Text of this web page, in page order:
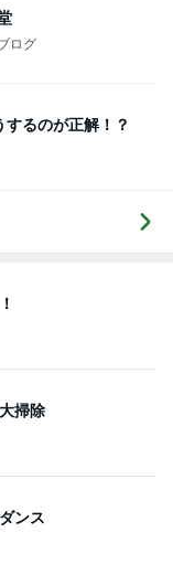
ログ
るのが正解！？
掃除
ンス